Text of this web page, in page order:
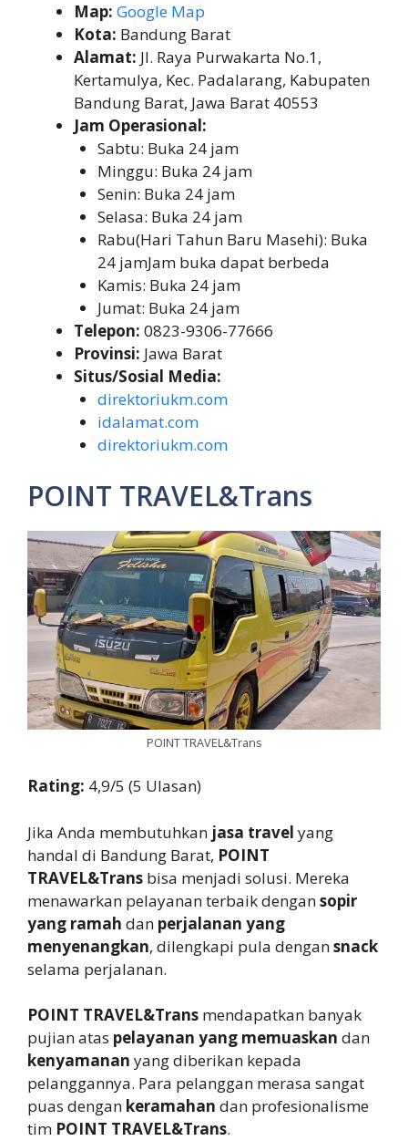
Map: Google Map
Kota: Bandung Barat
Alamat: Jl. Raya Purwakarta No.1,
Kertamulya, Kec. Padalarang, Kabupaten
Bandung Barat, Jawa Barat 40553
Jam Operasional:
Sabtu: Buka 24 jam
Minggu: Buka 24 jam
Senin: Buka 24 jam
Selasa: Buka 24 jam
Rabu(Hari Tahun Baru Masehi): Buka
24 jamJam buka dapat berbeda
Kamis: Buka 24 jam
Jumat: Buka 24 jam
Telepon: 0823-9306-77666
Provinsi: Jawa Barat
Situs/Sosial Media:
direktoriukm.com
idalamat.com
direktoriukm.com
POINT TRAVEL&Trans
POINT TRAVEL&Trans
Rating: 4,9/5 (5 Ulasan)
Jika Anda membutuhkan jasa travel yang
handal di Bandung Barat, POINT
TRAVEL&Trans bisa menjadi solusi. Mereka
menawarkan pelayanan terbaik dengansopir
yang ramah dan perjalanan yang
menyenangkan, dilengkapi pula dengansnack
selama perjalanan.
POINT TRAVEL&Trans mendapatkan banyak
pujian atas pelayanan yang memuaskan dan
kenyamanan yang diberikan kepada
pelanggannya. Para pelanggan merasa sangat
puas dengan keramahan dan profesionalisme
tim POINT TRAVEL&Trans.